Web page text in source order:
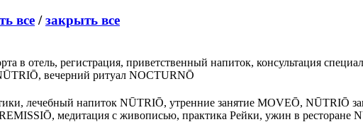
все /закрыть все
в отель, регистрация, приветственный напиток, консультация
вечерний ритуал NOCTURNŌ
лечебный напиток NŪTRIŌ, утренние занятие MOVEŌ, NŪTRIŌ
медитация с живописью, практика Рейки, ужин в ресторане